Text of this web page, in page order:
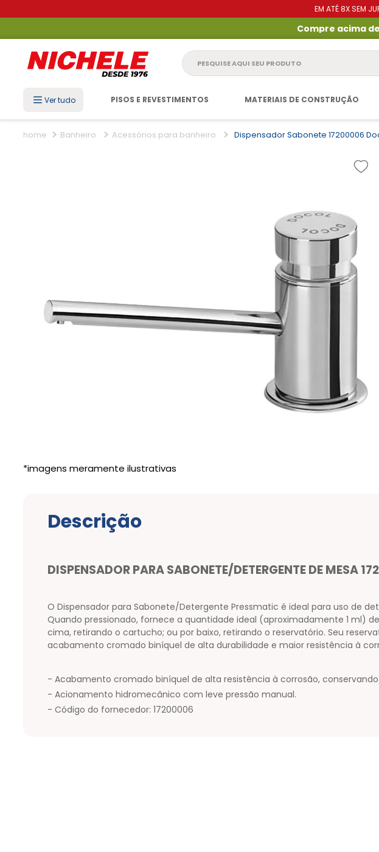
EM ATÉ 8X SEM
Compre acima
Pesquise aqui seu produto
Ver tudo PISOS E REVESTIMENTOS MATERIAIS DE CONSTRUÇÃO
Banheiro Acessórios para banheiro Dispensador Sabonete 17200006
Descrição
DISPENSADOR PARA SABONETE/DETERGENTE DE MESA
O Dispensador para Sabonete/Detergente Pressmatic é ideal para uso de
Quando pressionado, fornece a quantidade ideal (aproximadamente 1 ml)
cima, retirando o cartucho; ou por baixo, retirando o reservatório. Seu
acabamento cromado biníquel de alta durabilidade e maior resistência à
- Acabamento cromado biníquel de alta resistência à corrosão,
- Acionamento hidromecânico com leve pressão manual.
- Código do fornecedor: 17200006